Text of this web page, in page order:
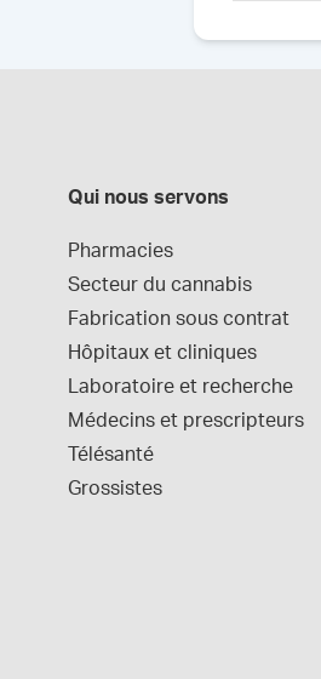
Qui nous servons
Pharmacies
Secteur du cannabis
Fabrication sous contrat
Hôpitaux et cliniques
Laboratoire et recherche
Médecins et prescripteurs
Télésanté
Grossistes